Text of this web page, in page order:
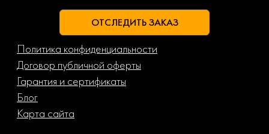
ОТСЛЕДИТЬ ЗАКАЗ
Политика конфиденциальности
Договор публичной оферты
Гарантия и сертификаты
Блог
Карта сайта